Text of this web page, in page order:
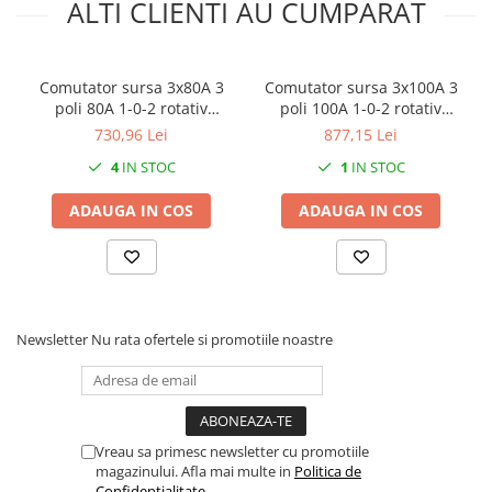
ALTI CLIENTI AU CUMPARAT
Comutator sursa 3x80A 3
poli 80A 1-0-2 rotativ
modular montare pe sina
730,96 Lei
4IN STOC
ADAUGA IN COS
Comutator sursa 3x100A 3
poli 100A 1-0-2 rotativ
modular montare pe sina
877,15 Lei
1 IN STOC
ADAUGA IN COS
Newsletter Nu rata ofertele si promotiile noastre
Vreau sa primesc newsletter cu promotiile
magazinului. Afla mai multe in Politica de